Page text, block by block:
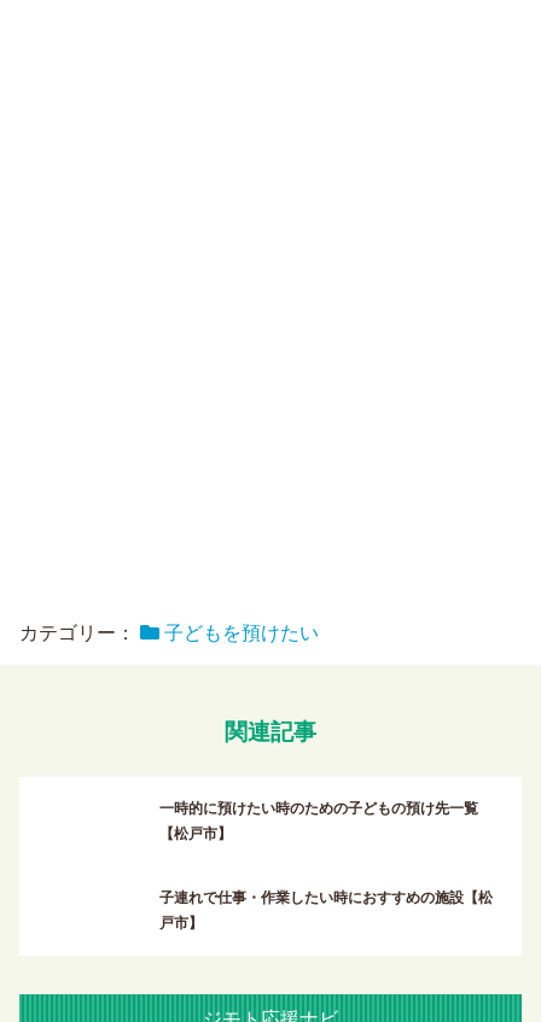
カテゴリー： 子どもを預けたい
関連記事
一時的に預けたい時のための子どもの預け先一覧
【松戸市】
子連れで仕事・作業したい時におすすめの施設【松
戸市】